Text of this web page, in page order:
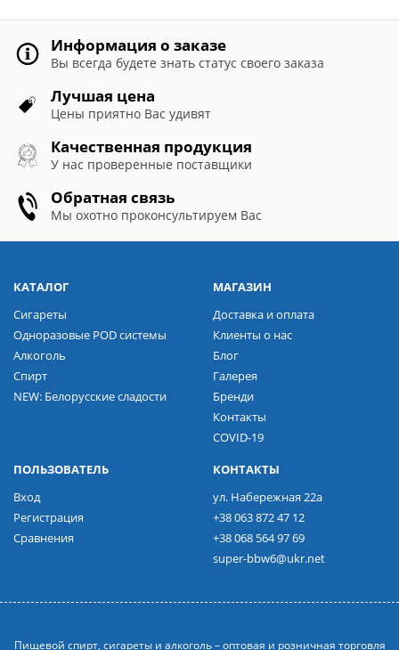
Информация о заказе
Вы всегда будете знать статус своего заказа
Лучшая цена
Цены приятно Вас удивят
Качественная продукция
У нас проверенные поставщики
Обратная связь
Мы охотно проконсультируем Вас
КАТАЛОГ
Сигареты
Одноразовые POD системы
Алкоголь
Спирт
NEW: Белорусские сладости
МАГАЗИН
Доставка и оплата
Клиенты о нас
Блог
Галерея
Бренди
Контакты
COVID-19
ПОЛЬЗОВАТЕЛЬ
Вход
Регистрация
Сравнения
КОНТАКТЫ
ул. Набережная 22а
+38 063 872 47 12
+38 068 564 97 69
super-bbw6@ukr.net
Пищевой спирт, сигареты и алкоголь – оптовая и розничная торговля